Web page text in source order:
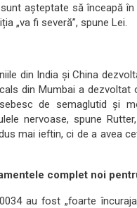
așteptate să înceapă
„va fi severă”, spune Lei.
din India și China
din Mumbai a
de semaglutid și
nervoase, spune
mai ieftin, ci de a avea
complet noi
au fost „foarte